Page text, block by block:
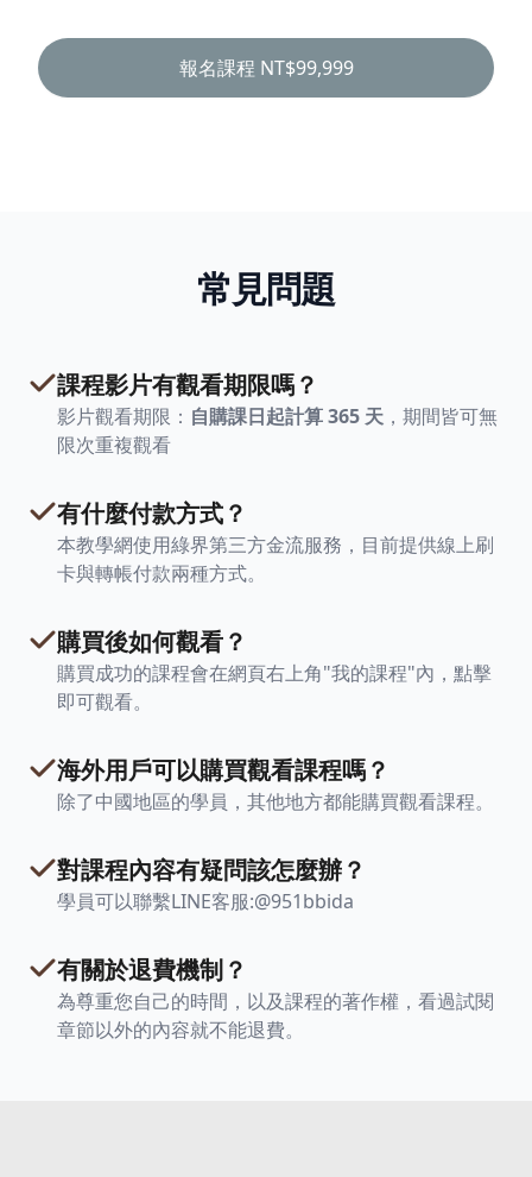
報名課程 NT$99,999
常見問題
課程影片有觀看期限嗎？
影片觀看期限： 自購課日起計算 365 天 ，期間皆可無
限次重複觀看
有什麼付款方式？
本教學網使用綠界第三方金流服務，目前提供線上刷
卡與轉帳付款兩種方式。
購買後如何觀看？
購買成功的課程會在網頁右上角"我的課程"內，點擊
即可觀看。
海外用戶可以購買觀看課程嗎？
除了中國地區的學員，其他地方都能購買觀看課程。
對課程內容有疑問該怎麼辦？
學員可以聯繫LINE客服:@951bbida
有關於退費機制？
為尊重您自己的時間，以及課程的著作權，看過試閱
章節以外的內容就不能退費。